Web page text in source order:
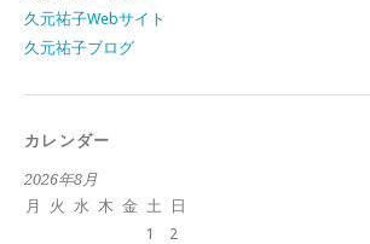
久元祐子Webサイト
久元祐子ブログ
カレンダー
2026年8月
月
火 水 木 金 土
日
1
2